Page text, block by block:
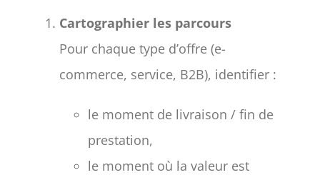
Cartographier les parcours
Pour chaque type d’offre (e-
commerce, service, B2B), identifier :
le moment de livraison / fin de
prestation,
le moment où la valeur est